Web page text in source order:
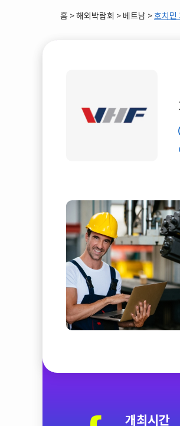
홈 >해외박람회 > 베트남 >호치민
개최시간